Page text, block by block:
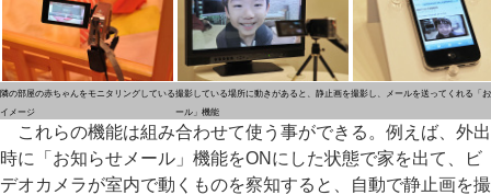
隣の部屋の赤ちゃんをモニタリングしている
イメージ
撮影している場所に動きがあると、静止画を撮影し、メールを送ってくれる「
ール」機能
これらの機能は組み合わせて使う事ができる。例えば、外出
時に「お知らせメール」機能をONにした状態で家を出て、ビ
デオカメラが室内で動くものを察知すると、自動で静止画を撮